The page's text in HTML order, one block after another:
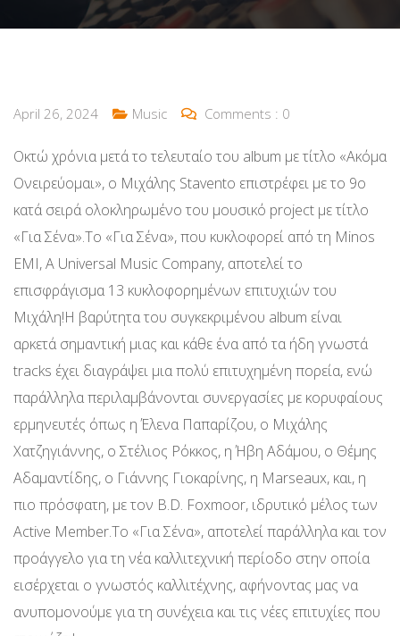
April 26, 2024 Music Comments : 0
Οκτώ χρόνια μετά το τελευταίο του album με τίτλο «Ακόμα
Ονειρεύομαι», ο Μιχάλης Stavento επιστρέφει με το 9ο
κατά σειρά ολοκληρωμένο του μουσικό project με τίτλο
«Για Σένα».Το «Για Σένα», που κυκλοφορεί από τη Minos
EMI, A Universal Music Company, αποτελεί το
επισφράγισμα 13 κυκλοφορημένων επιτυχιών του
Μιχάλη!Η βαρύτητα του συγκεκριμένου album είναι
αρκετά σημαντική μιας και κάθε ένα από τα ήδη γνωστά
tracks έχει διαγράψει μια πολύ επιτυχημένη πορεία, ενώ
παράλληλα περιλαμβάνονται συνεργασίες με κορυφαίους
ερμηνευτές όπως η Έλενα Παπαρίζου, ο Μιχάλης
Χατζηγιάννης, ο Στέλιος Ρόκκος, η Ήβη Αδάμου, ο Θέμης
Αδαμαντίδης, ο Γιάννης Γιοκαρίνης, η Marseaux, και, η
πιο πρόσφατη, με τον B.D. Foxmoor, ιδρυτικό μέλος των
Active Member.Το «Για Σένα», αποτελεί παράλληλα και τον
προάγγελο για τη νέα καλλιτεχνική περίοδο στην οποία
εισέρχεται ο γνωστός καλλιτέχνης, αφήνοντας μας να
ανυπομονούμε για τη συνέχεια και τις νέες επιτυχίες που